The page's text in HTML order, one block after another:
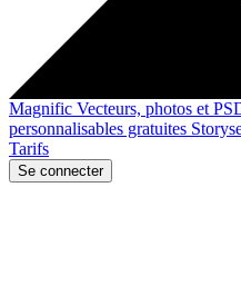
Magnific Vecteurs, photos et
personnalisables gratuites
Tarifs
Se connecter